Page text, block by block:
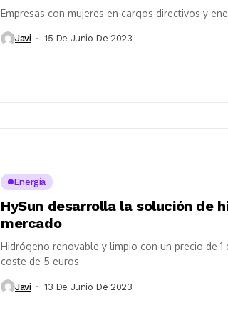
Empresas con mujeres en cargos directivos y
Javi 15 De Junio De 2023
Energía
HySun desarrolla la solución de
mercado
Hidrógeno renovable y limpio con un precio de
coste de 5 euros
Javi 13 De Junio De 2023